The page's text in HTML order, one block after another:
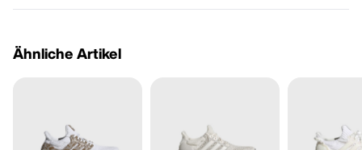
Ähnliche Artikel